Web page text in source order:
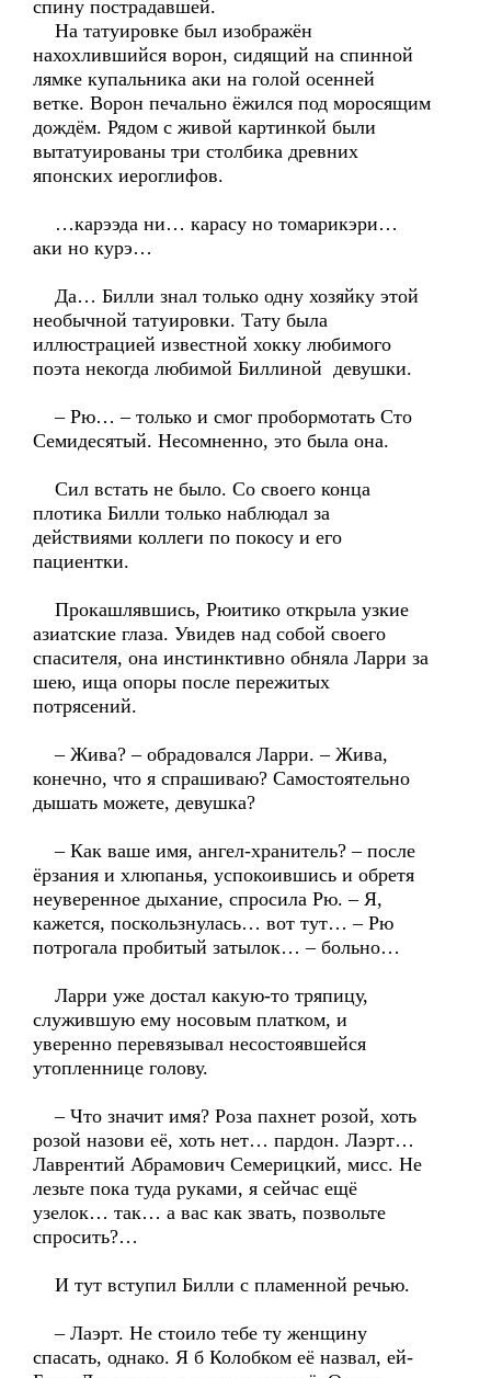
спину пострадавшей.
На татуировке был изображён
нахохлившийся ворон, сидящий на спинной
лямке купальника аки на голой осенней
ветке. Ворон печально ёжился под моросящим
дождём. Рядом с живой картинкой были
вытатуированы три столбика древних
японских иероглифов.
…карээда ни… карасу но томарикэри…
аки но курэ…
Да… Билли знал только одну хозяйку этой
необычной татуировки. Тату была
иллюстрацией известной хокку любимого
поэта некогда любимой Биллиной девушки.
– Рю… – только и смог пробормотать Сто
Семидесятый. Несомненно, это была она.
Сил встать не было. Со своего конца
плотика Билли только наблюдал за
действиями коллеги по покосу и его
пациентки.
Прокашлявшись, Рюитико открыла узкие
азиатские глаза. Увидев над собой своего
спасителя, она инстинктивно обняла Ларри за
шею, ища опоры после пережитых
потрясений.
– Жива? – обрадовался Ларри. – Жива,
конечно, что я спрашиваю? Самостоятельно
дышать можете, девушка?
– Как ваше имя, ангел-хранитель? – после
ёрзания и хлюпанья, успокоившись и обретя
неуверенное дыхание, спросила Рю. – Я,
кажется, поскользнулась… вот тут… – Рю
потрогала пробитый затылок… – больно…
Ларри уже достал какую-то тряпицу,
служившую ему носовым платком, и
уверенно перевязывал несостоявшейся
утопленнице голову.
– Что значит имя? Роза пахнет розой, хоть
розой назови её, хоть нет… пардон. Лаэрт…
Лаврентий Абрамович Семерицкий, мисс. Не
лезьте пока туда руками, я сейчас ещё
узелок… так… а вас как звать, позвольте
спросить?…
И тут вступил Билли с пламенной речью.
– Лаэрт. Не стоило тебе ту женщину
спасать, однако. Я б Колобком её назвал, ей-